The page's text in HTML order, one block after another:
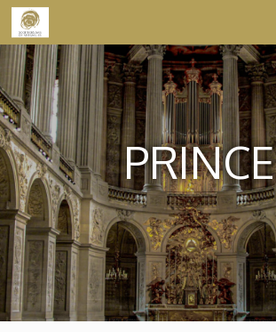
Skip to content
PRINCE